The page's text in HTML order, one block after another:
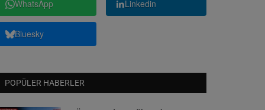
WhatsApp Linkedin
Bluesky
POPÜLER HABERLER